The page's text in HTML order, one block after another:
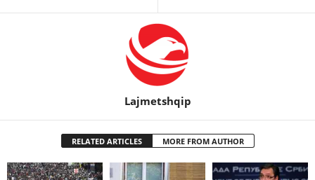
Lajmetshqip
RELATED ARTICLES MORE FROM AUTHOR